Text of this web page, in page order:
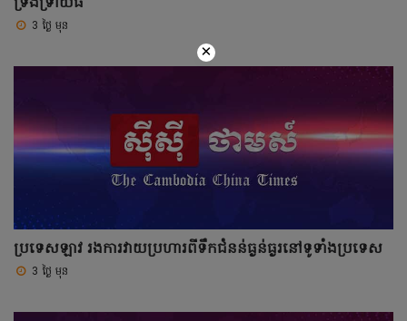
3 ថ្ងៃ មុន
ប្រទេសឡាវ រងការវាយប្រហារពីទឹកជំនន់ធ្ងន់ធ្ងរនៅទូទាំងប្រទេស
3 ថ្ងៃ មុន
×